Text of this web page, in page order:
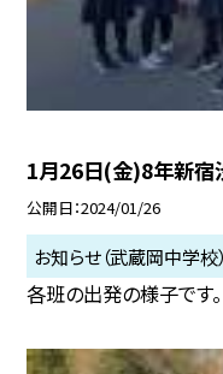
1月26日(金)8年新宿
公開日 2024/01/26
お知らせ（武蔵岡中学校）
各班の出発の様子です。